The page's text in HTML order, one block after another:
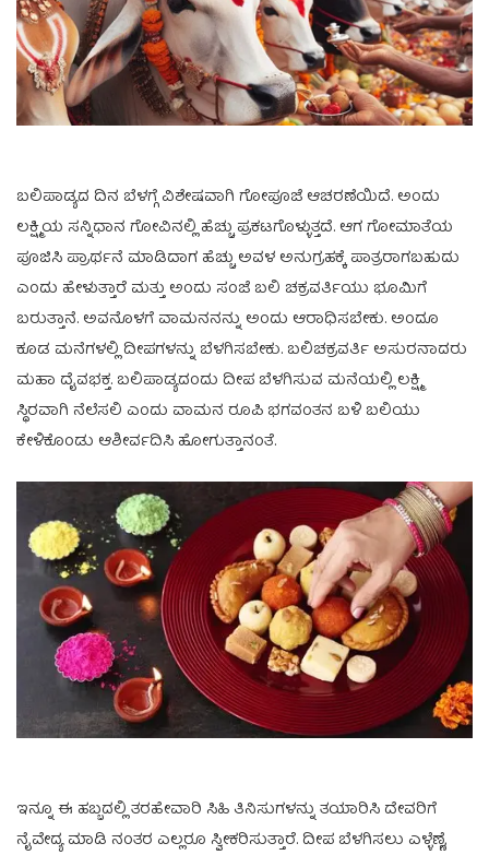
ಬಲಿಪಾಡ್ಯದ ದಿನ ಬೆಳಗ್ಗೆ ವಿಶೇಷವಾಗಿ ಗೋಪೂಜೆ ಆಚರಣೆಯಿದೆ. ಅಂದು
ಲಕ್ಷ್ಮಿಯ ಸನ್ನಿಧಾನ ಗೋವಿನಲ್ಲಿ ಹೆಚ್ಚು ಪ್ರಕಟಗೊಳ್ಳುತ್ತದೆ. ಆಗ ಗೋಮಾತೆಯ
ಪೂಜಿಸಿ ಪ್ರಾರ್ಥನೆ ಮಾಡಿದಾಗ ‍ಹೆಚ್ಚು ಅವಳ ಅನುಗ್ರಹಕ್ಕೆ ಪಾತ್ರರಾಗಬಹುದು
ಎಂದು ಹೇಳುತ್ತಾರೆ ಮತ್ತು ಅಂದು ಸಂಜೆ ಬಲಿ ಚಕ್ರವರ್ತಿಯು ಭೂಮಿಗೆ
ಬರುತ್ತಾನೆ. ಅವನೊಳಗೆ ವಾಮನನನ್ನು ಅಂದು ಆರಾಧಿಸಬೇಕು. ಅಂದೂ
ಕೂಡ ಮನೆಗಳಲ್ಲಿ ದೀಪಗಳನ್ನು ಬೆಳಗಿಸಬೇಕು. ಬಲಿಚಕ್ರವರ್ತಿ ಅಸುರನಾದರು
ಮಹಾ ದೈವಭಕ್ತ. ಬಲಿಪಾಡ್ಯದಂದು ದೀಪ ಬೆಳಗಿಸುವ ಮನೆಯಲ್ಲಿ ಲಕ್ಷ್ಮಿ
ಸ್ಥಿರವಾಗಿ ನೆಲೆಸಲಿ ಎಂದು ವಾಮನ ರೂಪಿ ಭಗವಂತನ ಬಳಿ ಬಲಿಯು
ಕೇಳಿಕೊಂಡು ಆಶೀರ್ವದಿಸಿ ಹೋಗುತ್ತಾನಂತೆ.
ಇನ್ನೂ ಈ ಹಬ್ಬದಲ್ಲಿ ತರಹೇವಾರಿ ಸಿಹಿ ತಿನಿಸುಗಳನ್ನು ತಯಾರಿಸಿ ದೇವರಿಗೆ
ನೈವೇದ್ಯ ಮಾಡಿ ನಂತರ ಎಲ್ಲರೂ ಸ್ವೀಕರಿಸುತ್ತಾರೆ. ದೀಪ ಬೆಳಗಿಸಲು ಎಳ್ಳೆಣ್ಣೆ,